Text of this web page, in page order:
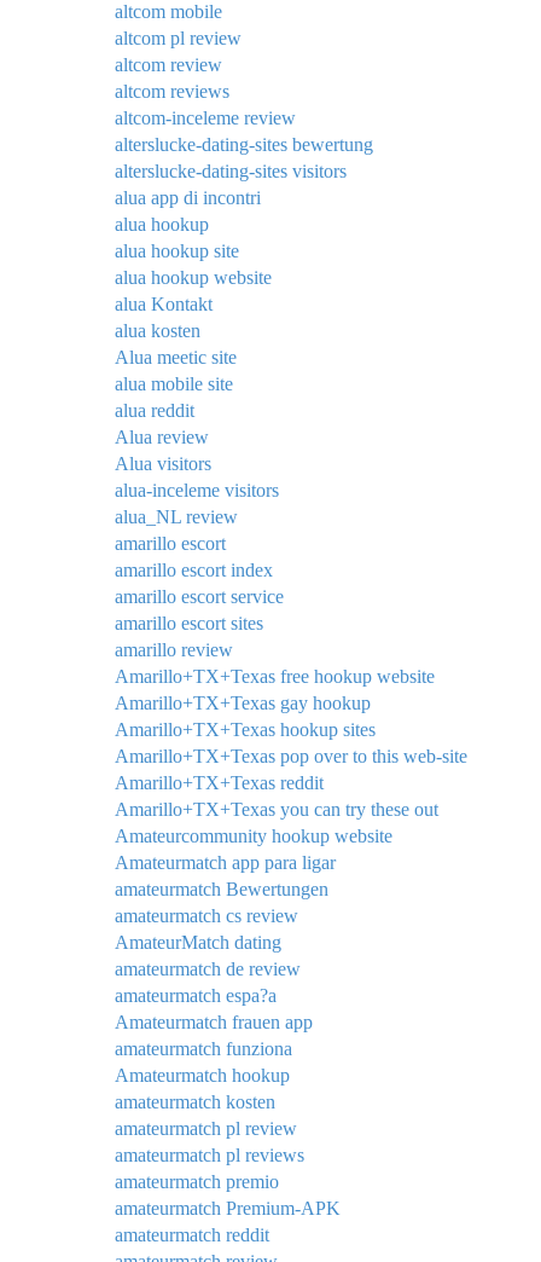
altcom mobile
altcom pl review
altcom review
altcom reviews
altcom-inceleme review
alterslucke-dating-sites bewertung
alterslucke-dating-sites visitors
alua app di incontri
alua hookup
alua hookup site
alua hookup website
alua Kontakt
alua kosten
Alua meetic site
alua mobile site
alua reddit
Alua review
Alua visitors
alua-inceleme visitors
alua_NL review
amarillo escort
amarillo escort index
amarillo escort service
amarillo escort sites
amarillo review
Amarillo+TX+Texas free hookup website
Amarillo+TX+Texas gay hookup
Amarillo+TX+Texas hookup sites
Amarillo+TX+Texas pop over to this web-site
Amarillo+TX+Texas reddit
Amarillo+TX+Texas you can try these out
Amateurcommunity hookup website
Amateurmatch app para ligar
amateurmatch Bewertungen
amateurmatch cs review
AmateurMatch dating
amateurmatch de review
amateurmatch espa?a
Amateurmatch frauen app
amateurmatch funziona
Amateurmatch hookup
amateurmatch kosten
amateurmatch pl review
amateurmatch pl reviews
amateurmatch premio
amateurmatch Premium-APK
amateurmatch reddit